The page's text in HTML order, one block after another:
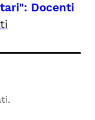
Docenti